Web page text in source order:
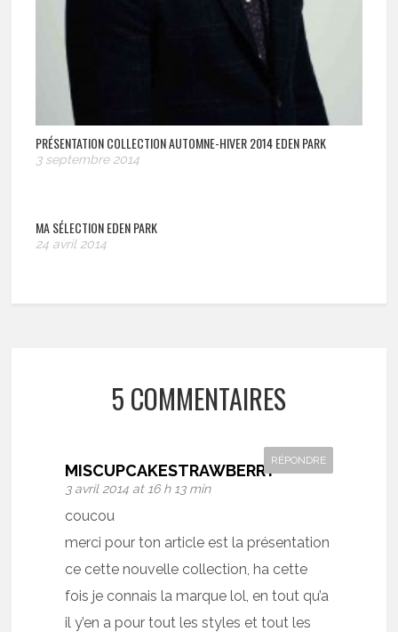
PRÉSENTATION COLLECTION AUTOMNE-HIVER 2014 EDEN PARK
3 septembre 2014
MA SÉLECTION EDEN PARK
24 avril 2014
5 COMMENTAIRES
MISCUPCAKESTRAWBERRY
3 avril 2014 at 16 h 13 min
RÉPONDRE
coucou
merci pour ton article est la présentation
ce cette nouvelle collection, ha cette
fois je connais la marque lol, en tout qu’a
il y’en a pour tout les styles et tout les